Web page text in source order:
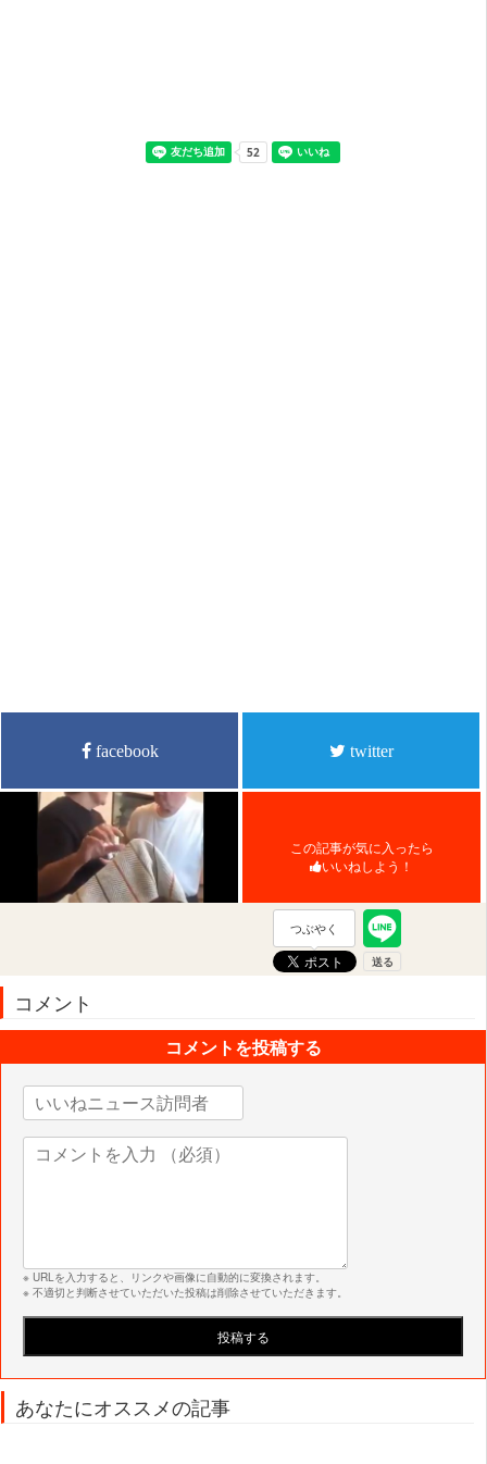
facebook twitter
この記事が気に入ったら
いいねしよう！
つぶやく
コメント
コメントを投稿する
※ URLを入力すると、リンクや画像に自動的に変換されます。
※ 不適切と判断させていただいた投稿は削除させていただきます。
あなたにオススメの記事